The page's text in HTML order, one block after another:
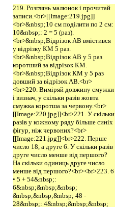
219. Розглянь малюнок і прочитай
записи.<br>[[Image:219.jpg]]
<br>&nbsp;10 см поділити по 2 см:
10&nbsp;: 2 = 5 (раз).
<br>&nbsp;Відрізок АВ вмістився
у відрізку КМ 5 раз.
<br>&nbsp;Відрізок АВ у 5 раз
коротший за відрізок КМ.
<br>&nbsp;Відрізок КМ у 5 раз
довший за відрізок АВ.<br>
<br>220. Виміряй довжину смужки
і визнач, у скільки разів жовта
смужка коротша за червону.<br>
[[Image:220.jpg]]<br>221. У скільки
разів у кожному ряду більше синіх
фігур, ніж червоних?<br>
[[Image:221.jpg]]<br>222. Перше
число 18, а друге 6. У скільки разів
друге число менше від першого?
На скільки одиниць друге число
менше від першого?<br><br>223. 6
• 5 + 54&nbsp;:
6&nbsp;&nbsp;&nbsp;
&nbsp;&nbsp;&nbsp; 48 -
28&nbsp;: 4&nbsp;&nbsp;&nbsp;